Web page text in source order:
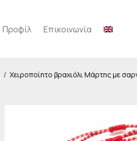
Προφίλ Επικοινωνία
/ Χειροποίητο βραχιόλι Μάρτης με